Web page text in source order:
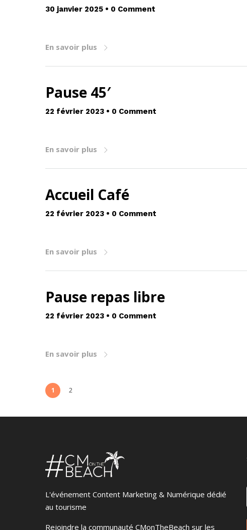
30 janvier 2025 • 0 Comment
En savoir plus
Pause 45′
22 février 2023 • 0 Comment
En savoir plus
Accueil Café
22 février 2023 • 0 Comment
En savoir plus
Pause repas libre
22 février 2023 • 0 Comment
En savoir plus
1 2
L'événement Content Marketing & Numérique dédié
au tourisme
Rejoindre la communauté CMonTheBeach sur les